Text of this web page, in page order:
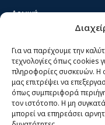
Για να παρέχουμε την
τεχνολογίες όπως cookies
πληροφορίες συσκευών. Η
μας επιτρέψει να
όπως συμπεριφορά
τον ιστότοπο. Η μη
μπορεί να επηρεάσει
Αρχική
Κίνημα ΝΙΚΗ – Ποιοι
Θέσεις
Πρόσωπα
Όργανα και ομάδες
Βίντεο